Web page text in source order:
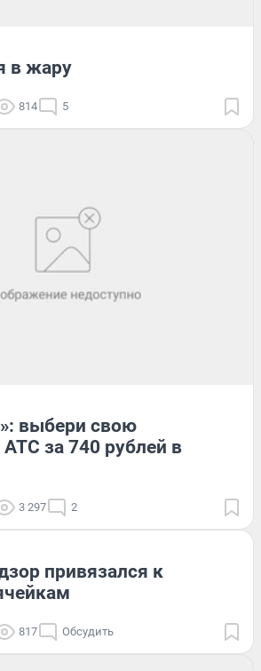
в жару
814 5
выбери свою
за 740 рублей в
3 297 2
привязался к
817 Обсудить